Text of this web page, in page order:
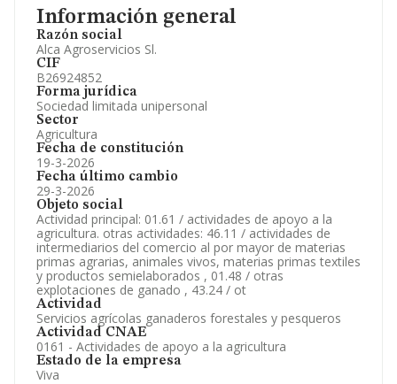
Información general
Razón social
Alca Agroservicios Sl.
CIF
B26924852
Forma jurídica
Sociedad limitada unipersonal
Sector
Agricultura
Fecha de constitución
19-3-2026
Fecha último cambio
29-3-2026
Objeto social
Actividad principal: 01.61 / actividades de apoyo a la
agricultura. otras actividades: 46.11 / actividades de
intermediarios del comercio al por mayor de materias
primas agrarias, animales vivos, materias primas textiles
y productos semielaborados , 01.48 / otras
explotaciones de ganado , 43.24 / ot
Actividad
Servicios agrícolas ganaderos forestales y pesqueros
Actividad CNAE
0161 - Actividades de apoyo a la agricultura
Estado de la empresa
Viva
Información oficial y registral complementaria.